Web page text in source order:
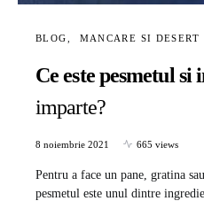
BLOG MANCARE SI DESERT
Ce este pesmetul si
imparte?
8 noiembrie 2021 665 views
Pentru a face un pane, gratina
pesmetul este unul dintre